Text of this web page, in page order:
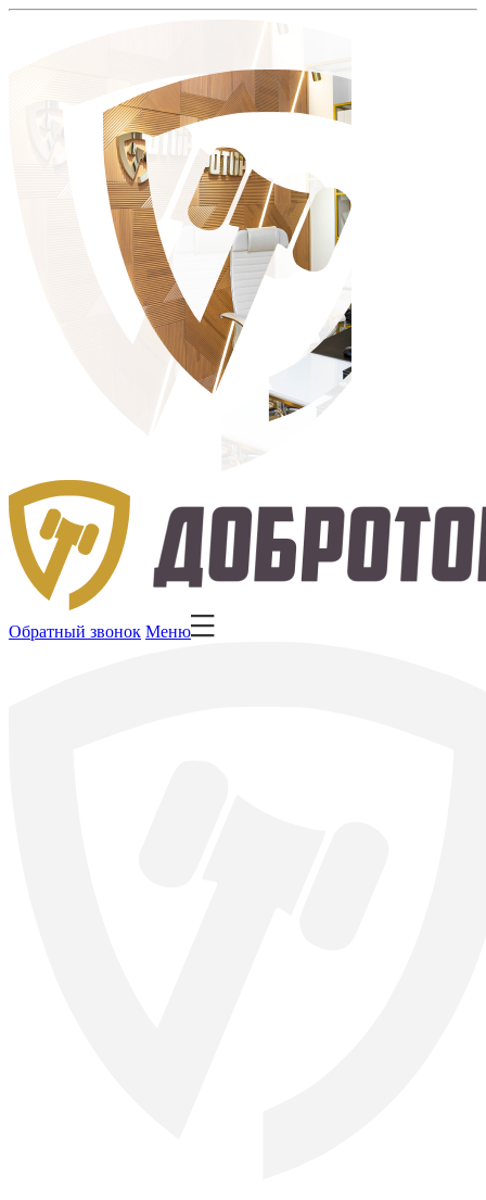
Обратный звонок Меню